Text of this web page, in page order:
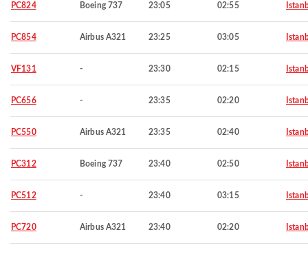
PC824 Boeing 737 23:05 02:55
PC854 Airbus A321 23:25 03:05
VF131 - 23:30 02:15
PC656 - 23:35 02:20
PC550 Airbus A321 23:35 02:40
PC312 Boeing 737 23:40 02:50
PC512 - 23:40 03:15
PC720 Airbus A321 23:40 02:20